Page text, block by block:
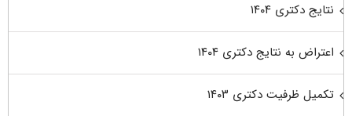
نتایج دکتری ۱۴۰۴
اعتراض به نتایج دکتری ۱۴۰۴
تکمیل ظرفیت دکتری ۱۴۰۳